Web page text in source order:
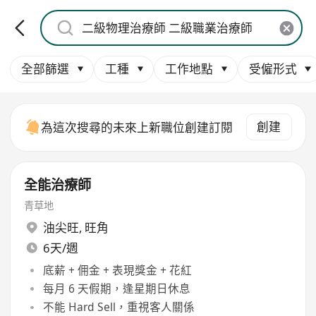
全部篩選 工種 工作地點 受僱形式
為這次搜尋的未來上新職位創建訂閱 創建
全能治療師
青草地
油尖旺, 旺角
6天/週
底薪 + 佣金 + 表現獎金 + 花紅
每月 6 天假期，逢星期日休息
不能 Hard Sell，重視客人關係